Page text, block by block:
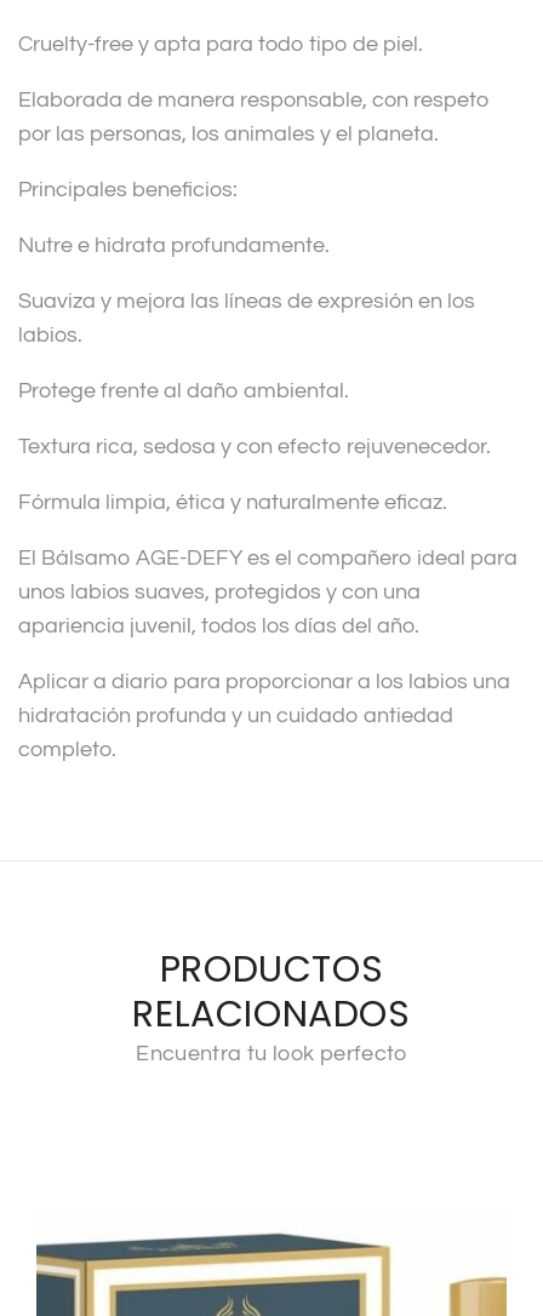
Cruelty-free y apta para todo tipo de piel.
Elaborada de manera responsable, con respeto
por las personas, los animales y el planeta.
Principales beneficios:
Nutre e hidrata profundamente.
Suaviza y mejora las líneas de expresión en los
labios.
Protege frente al daño ambiental.
Textura rica, sedosa y con efecto rejuvenecedor.
Fórmula limpia, ética y naturalmente eficaz.
El Bálsamo AGE-DEFY es el compañero ideal para
unos labios suaves, protegidos y con una
apariencia juvenil, todos los días del año.
Aplicar a diario para proporcionar a los labios una
hidratación profunda y un cuidado antiedad
completo.
PRODUCTOS
RELACIONADOS
Encuentra tu look perfecto